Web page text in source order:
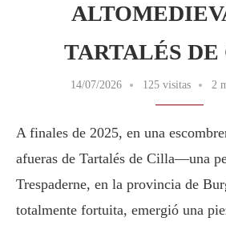
TARTALÉS
14/07/2026 125 visitas 2
A finales de 2025, en una
afueras de Tartalés de Cilla—una
Trespaderne, en la provincia de
totalmente fortuita, emergió una